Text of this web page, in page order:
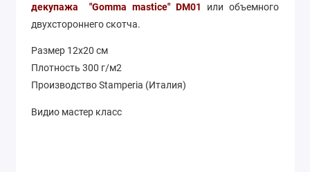
декупажа "Gomma mastice" DM01
или объемного
двухстороннего скотча.
Размер 12х20 см
Плотность 300 г/м2
Производство Stamperia (Италия)
Видио мастер класс